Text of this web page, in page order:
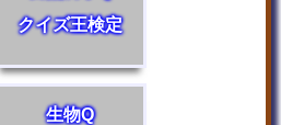
クイズ王検定
生物Q